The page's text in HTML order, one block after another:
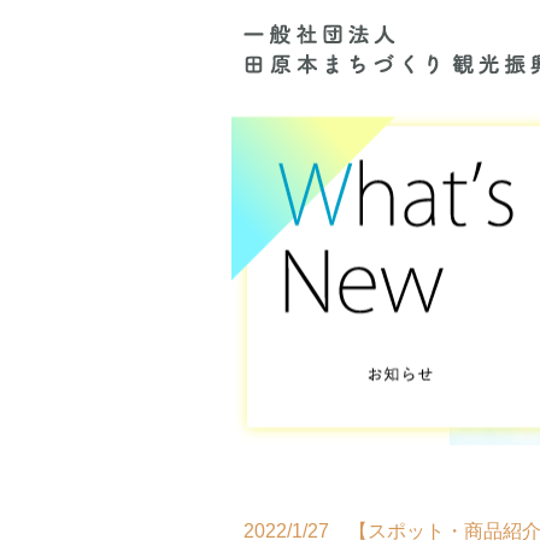
2022/1/27 【スポット・商品紹